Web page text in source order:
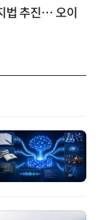
법 추진… 오이